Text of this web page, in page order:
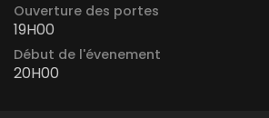
Ouverture des portes
19H00
Début de l'évenement
20H00